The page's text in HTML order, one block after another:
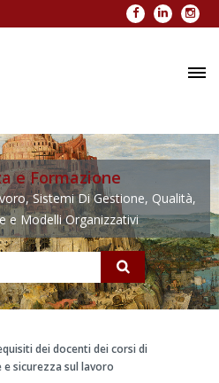
Facebook
LinkedIn
e Formazione
Sistemi Di Gestione, Qualità,
e Modelli Organizzativi
dei docenti dei corsi di
sicurezza sul lavoro